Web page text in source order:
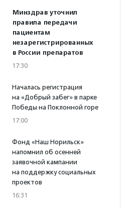
Минздрав уточнил
правила передачи
пациентам
незарегистрированных
в России препаратов
17:30
Началась регистрация
на «Добрый забег» в парке
Победы на Поклонной горе
17:00
Фонд «Наш Норильск»
напомнил об осенней
заявочной кампании
на поддержку социальных
проектов
16:31